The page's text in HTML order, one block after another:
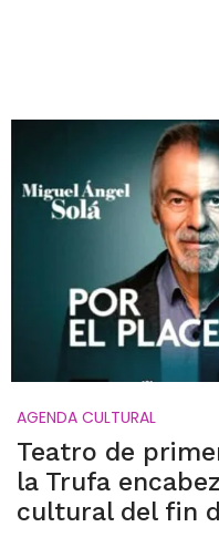
AGENDA CULTURAL
Teatro de
la Trufa
cultural del fin